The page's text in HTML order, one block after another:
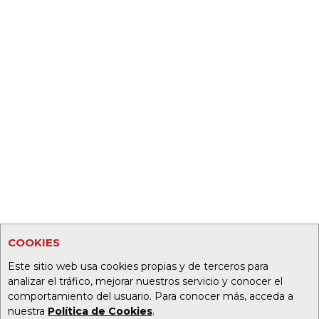
COOKIES
Este sitio web usa cookies propias y de terceros para
analizar el tráfico, mejorar nuestros servicio y conocer el
comportamiento del usuario. Para conocer más, acceda a
nuestra Política de Cookies.